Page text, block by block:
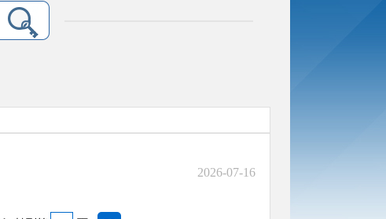
2026-07-16